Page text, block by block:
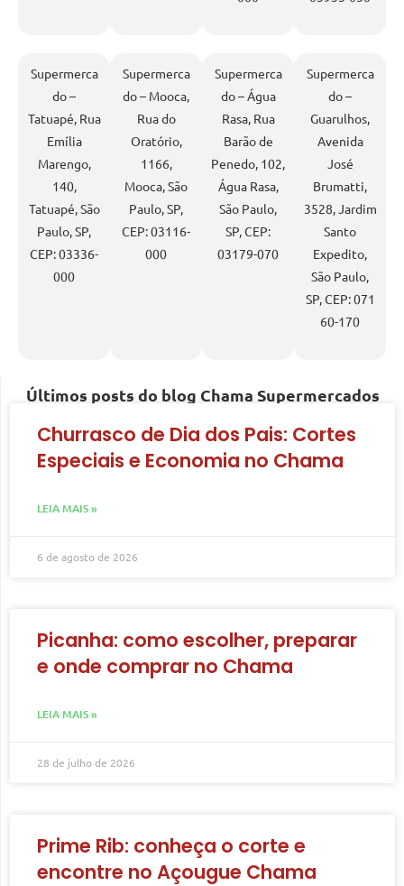
Supermerca
do –
Tatuapé, Rua
Emília
Marengo,
140,
Tatuapé, São
Paulo, SP,
CEP: 03336-
000
Supermerca
do – Mooca,
Rua do
Oratório,
1166,
Mooca, São
Paulo, SP,
CEP: 03116-
000
Supermerca
do – Água
Rasa, Rua
Barão de
Penedo, 102,
Água Rasa,
São Paulo,
SP, CEP:
03179-070
Supermerca
do –
Guarulhos,
Avenida
José
Brumatti,
3528, Jardim
Santo
Expedito,
São Paulo,
SP, CEP: 071
60-170
Últimos posts do blog Chama Supermercados
Churrasco de Dia dos Pais: Cortes
Especiais e Economia no Chama
LEIA MAIS »
6 de agosto de 2026
Picanha: como escolher, preparar
e onde comprar no Chama
LEIA MAIS »
28 de julho de 2026
Prime Rib: conheça o corte e
encontre no Açougue Chama